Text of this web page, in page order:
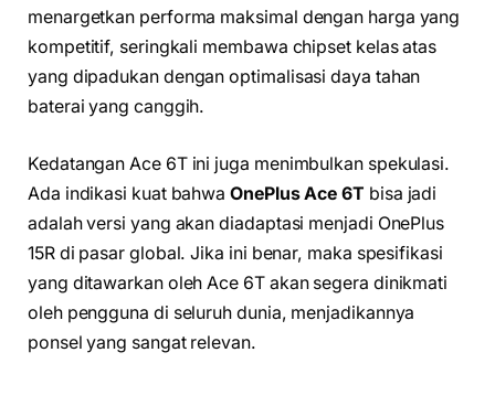
menargetkan performa maksimal dengan harga yang
kompetitif, seringkali membawa chipset kelas atas
yang dipadukan dengan optimalisasi daya tahan
baterai yang canggih.
Kedatangan Ace 6T ini juga menimbulkan spekulasi.
Ada indikasi kuat bahwaOnePlus Ace 6T bisa jadi
adalah versi yang akan diadaptasi menjadi OnePlus
15R di pasar global. Jika ini benar, maka spesifikasi
yang ditawarkan oleh Ace 6T akan segera dinikmati
oleh pengguna di seluruh dunia, menjadikannya
ponsel yang sangat relevan.